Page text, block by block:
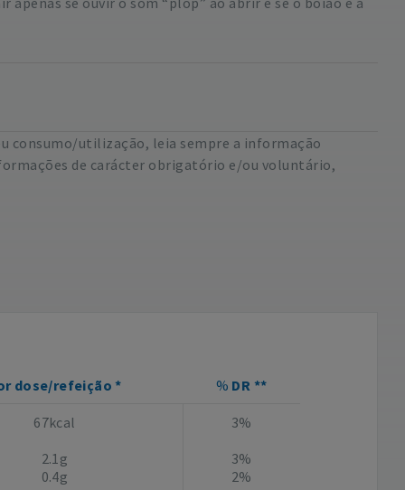
consumo/utilização, leia sempre a informação
de carácter obrigatório e/ou voluntário,
dose/refeição * % DR **
67kcal
3%
2.1g
0.4g
3%
2%